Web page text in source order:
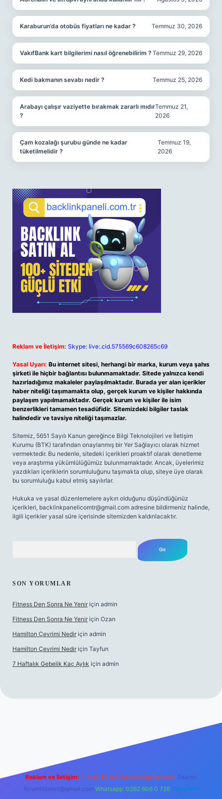
Karaburun’da otobüs fiyatları ne kadar ? Temmuz 30, 2026
VakıfBank kart bilgilerimi nasıl öğrenebilirim ? Temmuz 29, 2026
Kedi bakmanın sevabı nedir ? Temmuz 25, 2026
Arabayı çalışır vaziyette bırakmak zararlı mıdır
?
Temmuz 21,
2026
Çam kozalağı şurubu günde ne kadar
tüketilmelidir ?
Temmuz 19,
2026
Reklam ve İletişim: Skype: live:.cid.575569c608265c69
Yasal Uyarı: Bu internet sitesi, herhangi bir marka, kurum veya şahıs
şirketi ile hiçbir bağlantısı bulunmamaktadır. Sitede yalnızca kendi
hazırladığımız makaleler paylaşılmaktadır. Burada yer alan içerikler
haber niteliği taşımamakta olup, gerçek kurum ve kişiler hakkında
paylaşım yapılmamaktadır. Gerçek kurum ve kişiler ile isim
benzerlikleri tamamen tesadüfidir. Sitemizdeki bilgiler taslak
halindedir ve tavsiye niteliği taşımazlar.
Sitemiz, 5651 Sayılı Kanun gereğince Bilgi Teknolojileri ve İletişim
Kurumu (BTK) tarafından onaylanmış bir Yer Sağlayıcı olarak hizmet
vermektedir. Bu nedenle, sitedeki içerikleri proaktif olarak denetleme
veya araştırma yükümlülüğümüz bulunmamaktadır. Ancak, üyelerimiz
yazdıkları içeriklerin sorumluluğunu taşımakta olup, siteye üye olarak
bu sorumluluğu kabul etmiş sayılırlar.
Hukuka ve yasal düzenlemelere aykırı olduğunu düşündüğünüz
içerikleri, backlinkpanelicomtr@gmail.com adresine bildirmeniz halinde,
ilgili içerikler yasal süre içerisinde sitemizden kaldırılacaktır.
SON YORUMLAR
Fitness Den Sonra Ne Yenir için admin
Fitness Den Sonra Ne Yenir için Ozan
Hamilton Çevrimi Nedir için admin
Hamilton Çevrimi Nedir için Tayfun
7 Haftalık Gebelik Kaç Aylık için admin
Reklam ve İletişim: E-mail: backlinkpaneli@gmail.com Teams:
forumhizmeti@gmail.com Whatsapp: 0262 606 0 726 Telegram: